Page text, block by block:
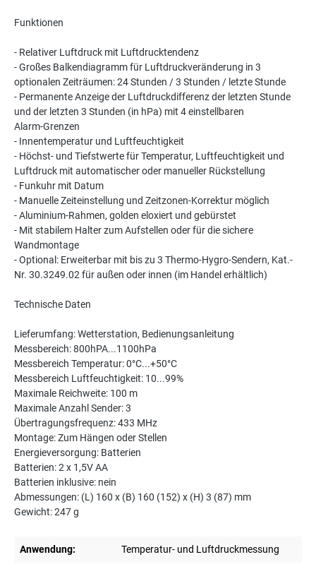
Funktionen
- Relativer Luftdruck mit Luftdrucktendenz
- Großes Balkendiagramm für Luftdruckveränderung in 3
optionalen Zeiträumen: 24 Stunden / 3 Stunden / letzte Stunde
- Permanente Anzeige der Luftdruckdifferenz der letzten Stunde
und der letzten 3 Stunden (in hPa) mit 4 einstellbaren
Alarm-Grenzen
- Innentemperatur und Luftfeuchtigkeit
- Höchst- und Tiefstwerte für Temperatur, Luftfeuchtigkeit und
Luftdruck mit automatischer oder manueller Rückstellung
- Funkuhr mit Datum
- Manuelle Zeiteinstellung und Zeitzonen-Korrektur möglich
- Aluminium-Rahmen, golden eloxiert und gebürstet
- Mit stabilem Halter zum Aufstellen oder für die sichere
Wandmontage
- Optional: Erweiterbar mit bis zu 3 Thermo-Hygro-Sendern, Kat.-
Nr. 30.3249.02 für außen oder innen (im Handel erhältlich)
Technische Daten
Lieferumfang: Wetterstation, Bedienungsanleitung
Messbereich: 800hPA...1100hPa
Messbereich Temperatur: 0°C...+50°C
Messbereich Luftfeuchtigkeit: 10...99%
Maximale Reichweite: 100 m
Maximale Anzahl Sender: 3
Übertragungsfrequenz: 433 MHz
Montage: Zum Hängen oder Stellen
Energieversorgung: Batterien
Batterien: 2 x 1,5V AA
Batterien inklusive: nein
Abmessungen: (L) 160 x (B) 160 (152) x (H) 3 (87) mm
Gewicht: 247 g
Anwendung: Temperatur- und Luftdruckmessung